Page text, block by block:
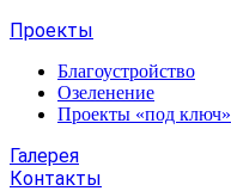
Проекты
Благоустройство
Озеленение
Проекты «под ключ»
Галерея
Контакты